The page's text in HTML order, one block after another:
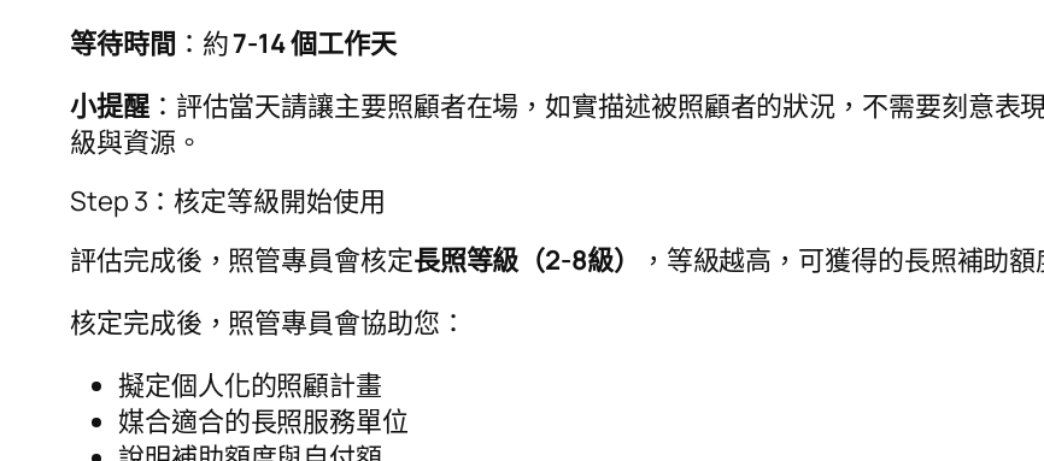
等待時間 ：約7-14 個工作天
小提醒：評估當天請讓主要照顧者在場，如實描述被照顧者的狀況，不需要刻意表
級與資源。
Step 3：核定等級開始使用
評估完成後，照管專員會核定長照等級（2-8級）
，等級越高，可獲得的長照補助額
核定完成後，照管專員會協助您：
擬定個人化的照顧計畫
媒合適合的長照服務單位